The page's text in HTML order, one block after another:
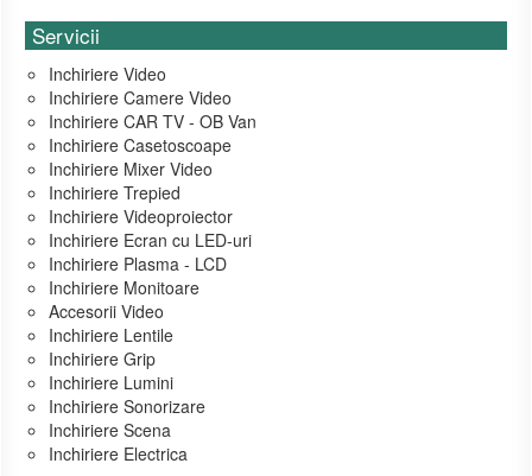
Servicii
Inchiriere Video
Inchiriere Camere Video
Inchiriere CAR TV - OB Van
Inchiriere Casetoscoape
Inchiriere Mixer Video
Inchiriere Trepied
Inchiriere Videoproiector
Inchiriere Ecran cu LED-uri
Inchiriere Plasma - LCD
Inchiriere Monitoare
Accesorii Video
Inchiriere Lentile
Inchiriere Grip
Inchiriere Lumini
Inchiriere Sonorizare
Inchiriere Scena
Inchiriere Electrica